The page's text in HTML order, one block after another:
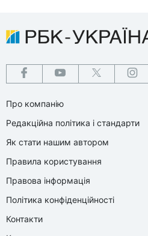
Про компанію
Редакційна політика і стандарти
Як стати нашим автором
Правила користування
Правова інформація
Політика конфіденційності
Контакти